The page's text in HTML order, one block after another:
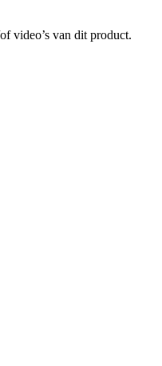
video’s van dit product.